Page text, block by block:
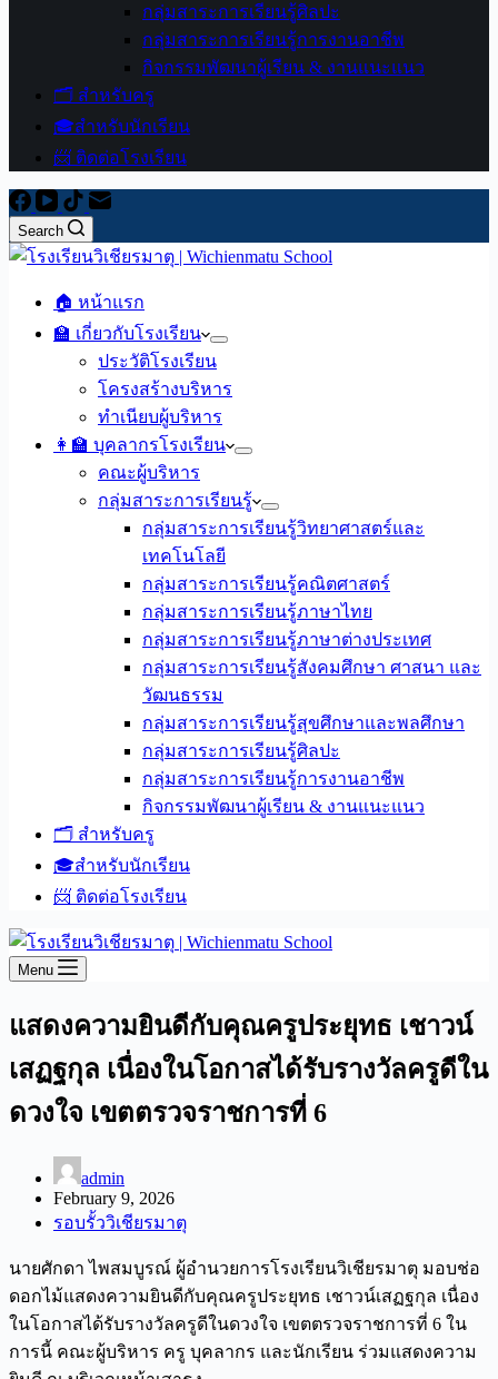
กลุ่มสาระการเรียนรู้ศิลปะ
กลุ่มสาระการเรียนรู้การงานอาชีพ
กิจกรรมพัฒนาผู้เรียน & งานแนะแนว
🗂️ สำหรับครู
🎓สำหรับนักเรียน
📨 ติดต่อโรงเรียน
Search
🏠 หน้าแรก
🏫 เกี่ยวกับโรงเรียน
ประวัติโรงเรียน
โครงสร้างบริหาร
ทำเนียบผู้บริหาร
👩‍🏫 บุคลากรโรงเรียน
คณะผู้บริหาร
กลุ่มสาระการเรียนรู้
กลุ่มสาระการเรียนรู้วิทยาศาสตร์และ
เทคโนโลยี
กลุ่มสาระการเรียนรู้คณิตศาสตร์
กลุ่มสาระการเรียนรู้ภาษาไทย
กลุ่มสาระการเรียนรู้ภาษาต่างประเทศ
กลุ่มสาระการเรียนรู้สังคมศึกษา ศาสนา และ
วัฒนธรรม
กลุ่มสาระการเรียนรู้สุขศึกษาและพลศึกษา
กลุ่มสาระการเรียนรู้ศิลปะ
กลุ่มสาระการเรียนรู้การงานอาชีพ
กิจกรรมพัฒนาผู้เรียน & งานแนะแนว
🗂️ สำหรับครู
🎓สำหรับนักเรียน
📨 ติดต่อโรงเรียน
Menu
แสดงความยินดีกับคุณครูประยุทธ เชาวน์
เสฏฐกุล เนื่องในโอกาสได้รับรางวัลครูดีใน
ดวงใจ เขตตรวจราชการที่ 6
admin
February 9, 2026
รอบรั้ววิเชียรมาตุ
นายศักดา ไพสมบูรณ์ ผู้อำนวยการโรงเรียนวิเชียรมาตุ มอบช่อ
ดอกไม้แสดงความยินดีกับคุณครูประยุทธ เชาวน์เสฏฐกุล เนื่อง
ในโอกาสได้รับรางวัลครูดีในดวงใจ เขตตรวจราชการที่ 6 ใน
การนี้ คณะผู้บริหาร ครู บุคลากร และนักเรียน ร่วมแสดงความ